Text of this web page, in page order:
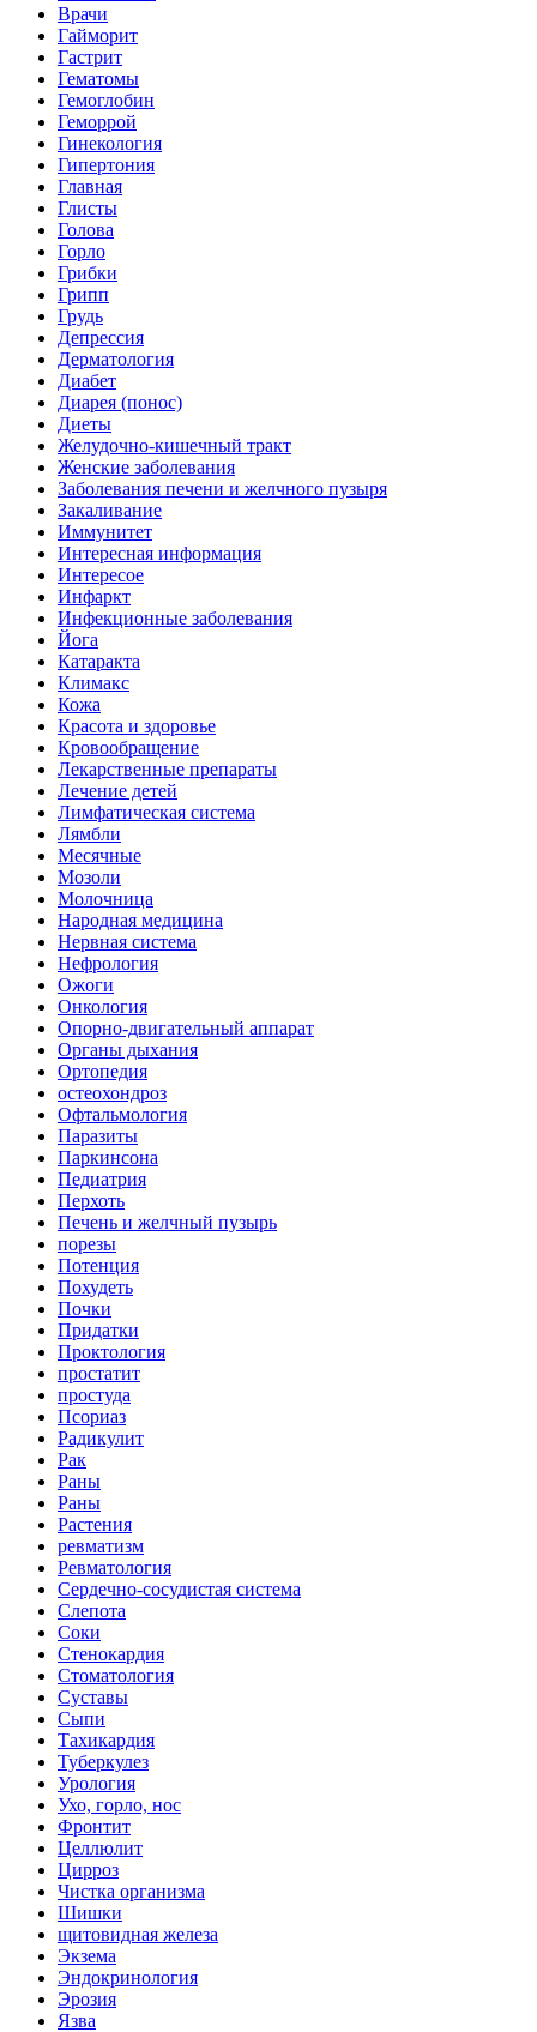
Врачи
Гайморит
Гастрит
Гематомы
Гемоглобин
Геморрой
Гинекология
Гипертония
Главная
Глисты
Голова
Горло
Грибки
Грипп
Грудь
Депрессия
Дерматология
Диабет
Диарея (понос)
Диеты
Желудочно-кишечный тракт
Женские заболевания
Заболевания печени и желчного пузыря
Закаливание
Иммунитет
Интересная информация
Интересое
Инфаркт
Инфекционные заболевания
Йога
Катаракта
Климакс
Кожа
Красота и здоровье
Кровообращение
Лекарственные препараты
Лечение детей
Лимфатическая система
Лямбли
Месячные
Мозоли
Молочница
Народная медицина
Нервная система
Нефрология
Ожоги
Онкология
Опорно-двигательный аппарат
Органы дыхания
Ортопедия
остеохондроз
Офтальмология
Паразиты
Паркинсона
Педиатрия
Перхоть
Печень и желчный пузырь
порезы
Потенция
Похудеть
Почки
Придатки
Проктология
простатит
простуда
Псориаз
Радикулит
Рак
Раны
Раны
Растения
ревматизм
Ревматология
Сердечно-сосудистая система
Слепота
Соки
Стенокардия
Стоматология
Суставы
Сыпи
Тахикардия
Туберкулез
Урология
Ухо, горло, нос
Фронтит
Целлюлит
Цирроз
Чистка организма
Шишки
щитовидная железа
Экзема
Эндокринология
Эрозия
Язва